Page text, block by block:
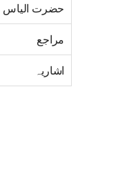
حضرت الیاس
مراجع
اشاریہ